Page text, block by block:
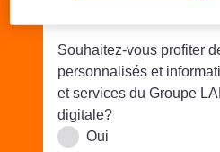
Souhaitez-vous profiter
personnalisés et
et services du Groupe
digitale?
Oui